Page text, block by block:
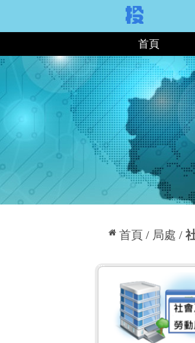
首頁
首頁 局處
社會及